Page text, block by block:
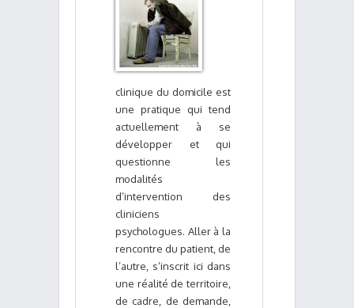
clinique du domicile est
une pratique qui tend
actuellement à se
développer et qui
questionne les
modalités
d’intervention des
cliniciens
psychologues. Aller à la
rencontre du patient, de
l’autre, s’inscrit ici dans
une réalité de territoire,
de cadre, de demande,